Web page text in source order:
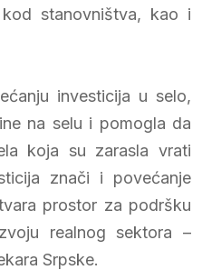
stanovništva, kao i
investicija u selo,
na selu i pomogla da
koja su zarasla vrati
znači i povećanje
prostor za podršku
realnog sektora –
Srpske.